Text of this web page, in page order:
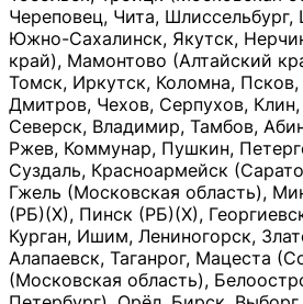
Череповец, Чита,
Южно-Сахалинск, Якутск,
край), Мамонтово (Алтайский
Томск, Иркутск, Коломна,
Дмитров, Чехов, Серпухов, Клин,
Северск, Владимир, Тамбов,
Ржев, Коммунар, Пушкин,
Суздаль, Красноармейск
Гжель (Московская область),
(РБ)(Х), Пинск (РБ)(Х),
Курган, Ишим, Лениногорск,
Алапаевск, Таганрог, Мацеста
(Московская область),